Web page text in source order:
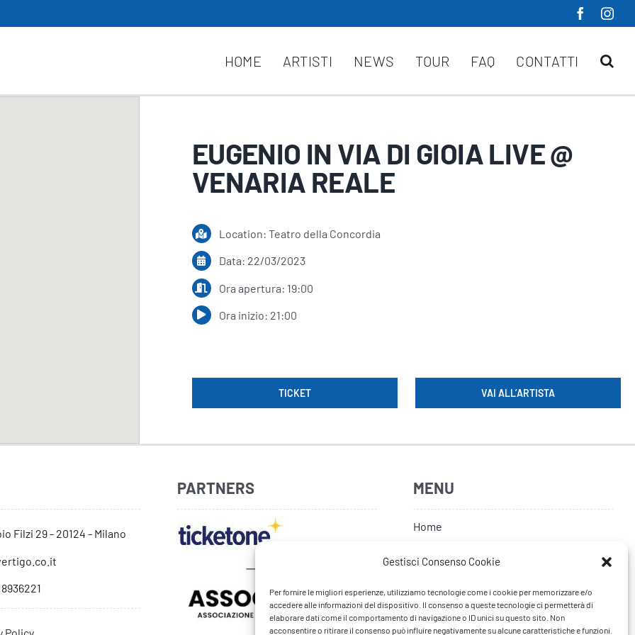
Gestisci Consenso Cookie
Per fornire le migliori esperienze, utilizziamo tecnologie come i cookie per memorizzare e/o
accedere alle informazioni del dispositivo. Il consenso a queste tecnologie ci permetterà di
elaborare dati come il comportamento di navigazione o ID unici su questo sito. Non
acconsentire o ritirare il consenso può influire negativamente su alcune caratteristiche e funzioni.
HOME ARTISTI NEWS TOUR FAQ CONTATTI
EUGENIO IN VIA DI GIOIA LIVE @
VENARIA REALE
Location: Teatro della Concordia
Data: 22/03/2023
Ora apertura: 19:00
Ora inizio: 21:00
TICKET VAI ALL’ARTISTA
Filzi 29 - 20124 - Milano
PARTNERS MENU
Home
Tour